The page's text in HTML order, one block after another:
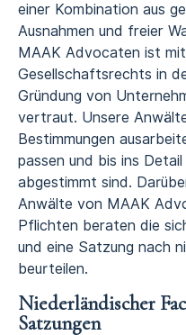
einer Kombination aus
Ausnahmen und freier
MAAK Advocaten ist
Gesellschaftsrechts in
Gründung von
vertraut. Unsere
Bestimmungen
passen und bis ins
abgestimmt sind.
Anwälte von MAAK
Pflichten beraten die
und eine Satzung nach
beurteilen.
Niederländischer
Satzungen